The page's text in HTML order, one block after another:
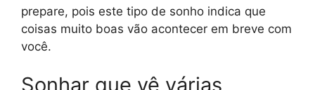
prepare, pois este tipo de sonho indica que
coisas muito boas vão acontecer em breve com
você.
Sonhar que vê várias